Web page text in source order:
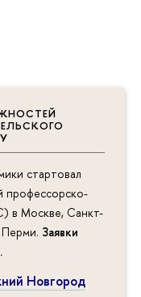
стартовал
профессорско-
в Москве, Санкт-
Заявки
.
Новгород